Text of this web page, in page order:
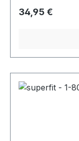
Regulärer Preis:
34,95 €